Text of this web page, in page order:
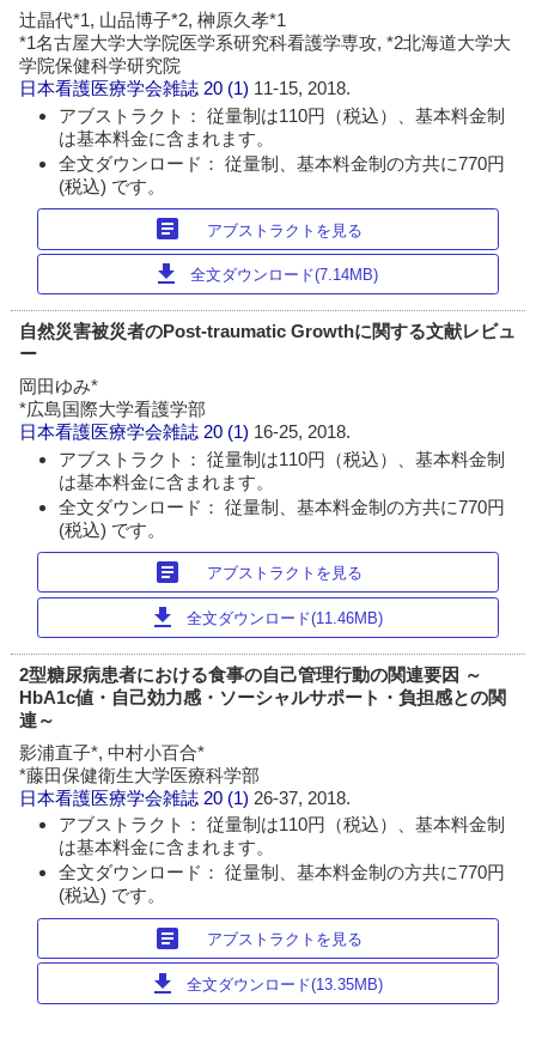
辻晶代*1, 山品博子*2, 榊原久孝*1
*1名古屋大学大学院医学系研究科看護学専攻, *2北海道大学大
学院保健科学研究院
日本看護医療学会雑誌 20 (1) 11-15, 2018.
アブストラクト： 従量制は110円（税込）、基本料金制
は基本料金に含まれます。
全文ダウンロード： 従量制、基本料金制の方共に770円
(税込) です。
article アブストラクトを見る
download 全文ダウンロード(7.14MB)
自然災害被災者のPost-traumatic Growthに関する文献レビュ
ー
岡田ゆみ*
*広島国際大学看護学部
日本看護医療学会雑誌 20 (1) 16-25, 2018.
アブストラクト： 従量制は110円（税込）、基本料金制
は基本料金に含まれます。
全文ダウンロード： 従量制、基本料金制の方共に770円
(税込) です。
article アブストラクトを見る
download 全文ダウンロード(11.46MB)
2型糖尿病患者における食事の自己管理行動の関連要因 ～
HbA1c値・自己効力感・ソーシャルサポート・負担感との関
連～
影浦直子*, 中村小百合*
*藤田保健衛生大学医療科学部
日本看護医療学会雑誌 20 (1) 26-37, 2018.
アブストラクト： 従量制は110円（税込）、基本料金制
は基本料金に含まれます。
全文ダウンロード： 従量制、基本料金制の方共に770円
(税込) です。
article アブストラクトを見る
download 全文ダウンロード(13.35MB)